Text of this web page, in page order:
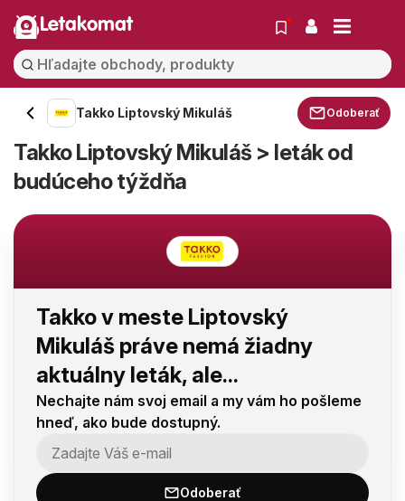
Letakomat
Takko Liptovský Mikuláš Odoberať
Takko Liptovský Mikuláš > leták od
budúceho týždňa
Takko v meste Liptovský
Mikuláš práve nemá žiadny
aktuálny leták, ale...
Nechajte nám svoj email a my vám ho pošleme
hneď, ako bude dostupný.
Odoberať